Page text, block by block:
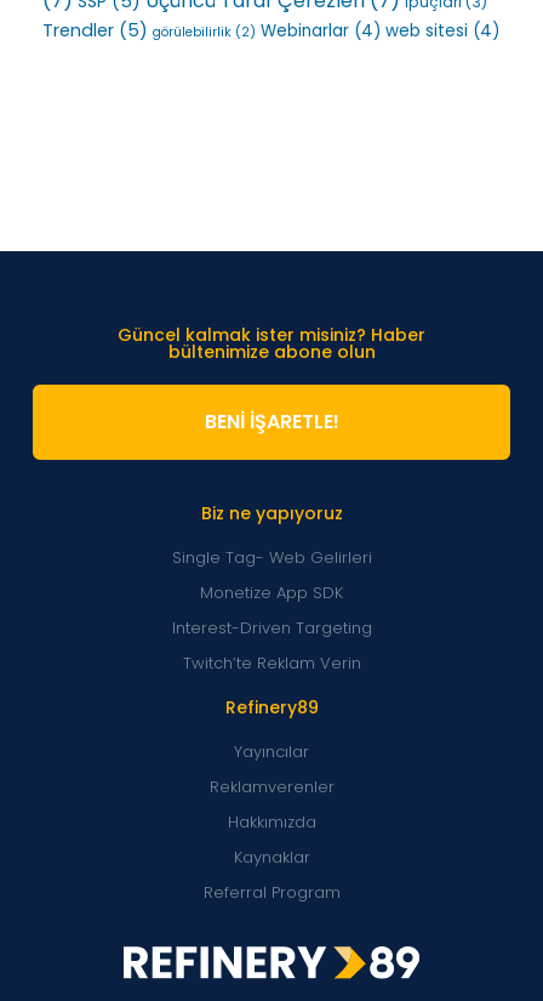
Trendler (5) görülebilirlik (2) Webinarlar (4) web sitesi (4)
Refinery89
Yayıncılar
Reklamverenler
Hakkımızda
Kaynaklar
Referral Program
Biz ne yapıyoruz
Single Tag- Web Gelirleri
Monetize App SDK
Interest-Driven Targeting
Twitch’te Reklam Verin
Güncel kalmak ister misiniz? Haber
bültenimize abone olun
BENİ İŞARETLE!